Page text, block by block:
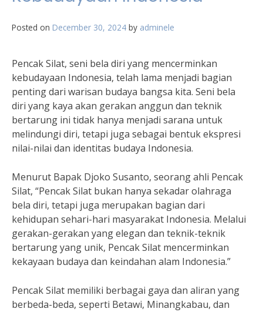
Posted on December 30, 2024 by adminele
Pencak Silat, seni bela diri yang mencerminkan
kebudayaan Indonesia, telah lama menjadi bagian
penting dari warisan budaya bangsa kita. Seni bela
diri yang kaya akan gerakan anggun dan teknik
bertarung ini tidak hanya menjadi sarana untuk
melindungi diri, tetapi juga sebagai bentuk ekspresi
nilai-nilai dan identitas budaya Indonesia.
Menurut Bapak Djoko Susanto, seorang ahli Pencak
Silat, “Pencak Silat bukan hanya sekadar olahraga
bela diri, tetapi juga merupakan bagian dari
kehidupan sehari-hari masyarakat Indonesia. Melalui
gerakan-gerakan yang elegan dan teknik-teknik
bertarung yang unik, Pencak Silat mencerminkan
kekayaan budaya dan keindahan alam Indonesia.”
Pencak Silat memiliki berbagai gaya dan aliran yang
berbeda-beda, seperti Betawi, Minangkabau, dan